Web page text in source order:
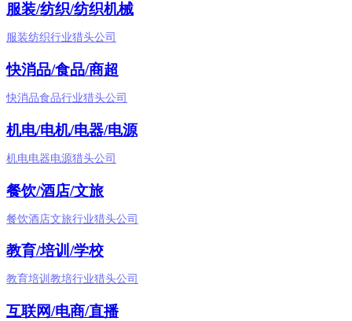
服装/纺织/纺织机械
服装纺织行业猎头公司
快消品/食品/商超
快消品食品行业猎头公司
机电/电机/电器/电源
机电电器电源猎头公司
餐饮/酒店/文旅
餐饮酒店文旅行业猎头公司
教育/培训/学校
教育培训教培行业猎头公司
互联网/电商/直播